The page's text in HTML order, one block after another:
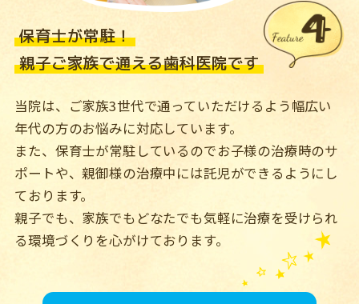
保育士が常駐！
親子ご家族で通える歯科医院です
当院は、ご家族3世代で通っていただけるよう幅広い
年代の方のお悩みに対応しています。
また、保育士が常駐しているのでお子様の治療時のサ
ポートや、親御様の治療中には託児ができるようにし
ております。
親子でも、家族でもどなたでも気軽に治療を受けられ
る環境づくりを心がけております。